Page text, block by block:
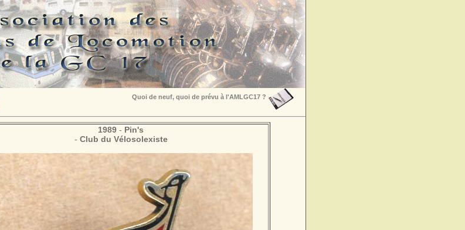
Quoi de neuf, quoi de prévu à l'AMLGC17 ?
1989 - Pin's
- Club du Vélosolexiste